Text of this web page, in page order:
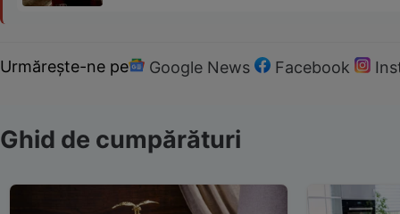
Urmărește-ne pe Google News Facebook
Ghid de cumpărături